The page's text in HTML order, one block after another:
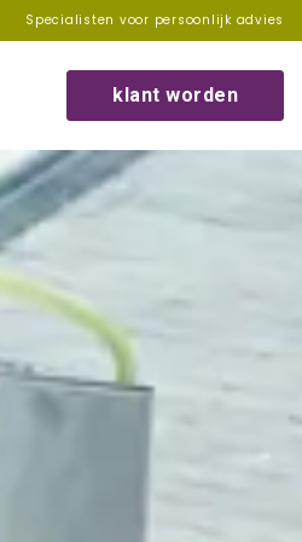
Specialisten voor persoonlijk advies
klant worden